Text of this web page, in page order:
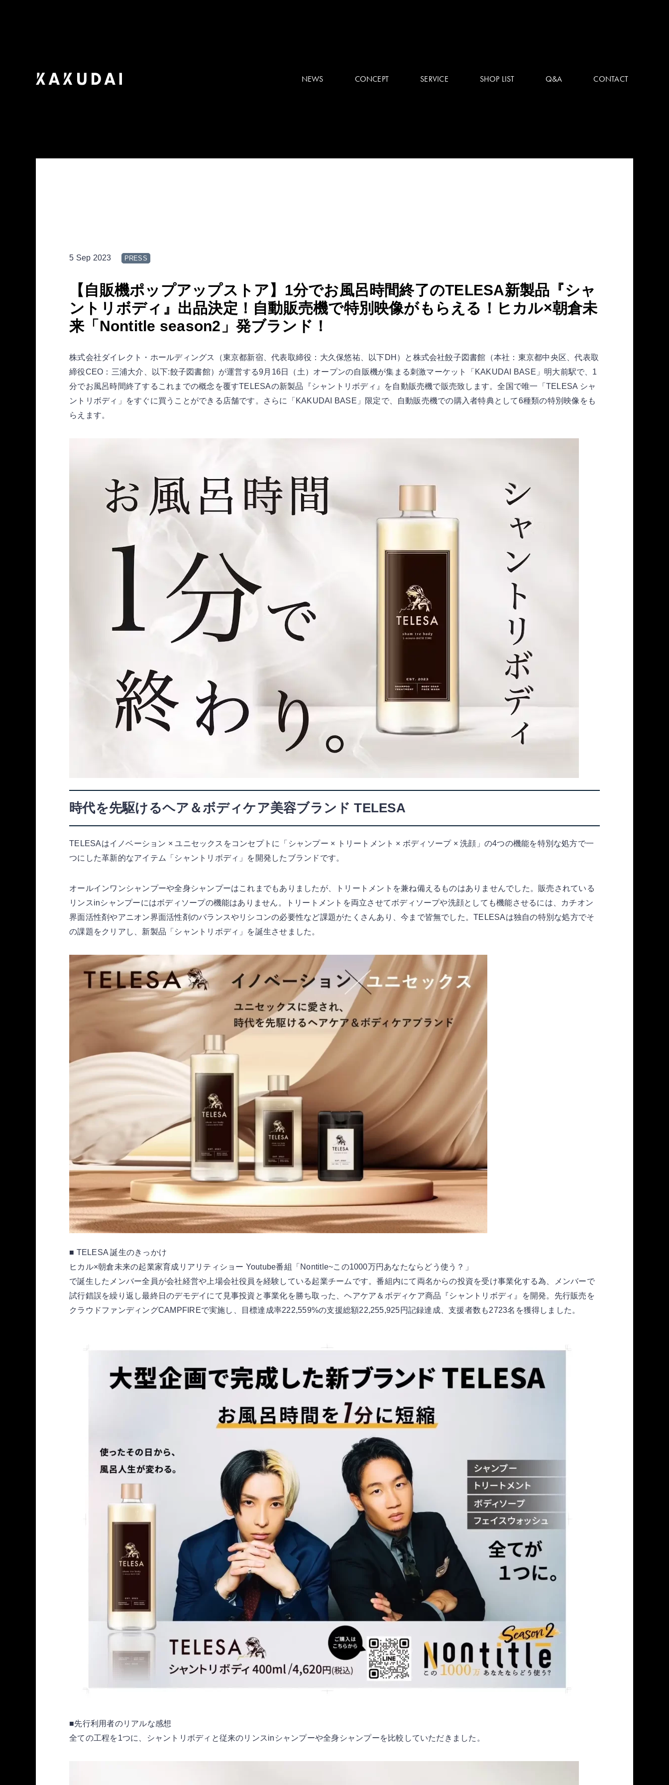
NEWS CONCEPT SERVICE SHOP LIST Q&A CONTACT
5 Sep 2023 PRESS
【自販機ポップアップストア】1分でお風呂時間終了のTELESA新製品『シャ
ントリボディ』出品決定！自動販売機で特別映像がもらえる！ヒカル×朝倉未
来「Nontitle season2」発ブランド！
株式会社ダイレクト・ホールディングス（東京都新宿、代表取締役：大久保悠祐、以下DH）と株式会社餃子図書館（本社：東京都中央区、代表取
締役CEO：三浦大介、以下:餃子図書館）が運営する9月16日（土）オープンの自販機が集まる刺激マーケット「KAKUDAI BASE」明大前駅で、1
分でお風呂時間終了するこれまでの概念を覆すTELESAの新製品『シャントリボディ』を自動販売機で販売致します。全国で唯一「TELESA シャ
ントリボディ」をすぐに買うことができる店舗です。さらに「KAKUDAI BASE」限定で、自動販売機での購入者特典として6種類の特別映像をも
らえます。
時代を先駆けるヘア＆ボディケア美容ブランド TELESA
TELESAはイノベーション × ユニセックスをコンセプトに「シャンプー × トリートメント × ボディソープ × 洗顔」の4つの機能を特別な処方で一
つにした革新的なアイテム「シャントリボディ」を開発したブランドです。
オールインワンシャンプーや全身シャンプーはこれまでもありましたが、トリートメントを兼ね備えるものはありませんでした。販売されている
リンスinシャンプーにはボディソープの機能はありません。トリートメントを両立させてボディソープや洗顔としても機能させるには、カチオン
界面活性剤やアニオン界面活性剤のバランスやリシコンの必要性など課題がたくさんあり、今まで皆無でした。TELESAは独自の特別な処方でそ
の課題をクリアし、新製品「シャントリボディ」を誕生させました。
■ TELESA 誕生のきっかけ
ヒカル×朝倉未来の起業家育成リアリティショー Youtube番組「Nontitle~この1000万円あなたならどう使う？」
で誕⽣したメンバー全員が会社経営や上場会社役員を経験している起業チームです。番組内にて両名からの投資を受け事業化する為、メンバーで
試行錯誤を繰り返し最終日のデモデイにて見事投資と事業化を勝ち取った、ヘアケア＆ボディケア商品『シャントリボディ』を開発。先行販売を
クラウドファンディングCAMPFIREで実施し、目標達成率222,559%の支援総額22,255,925円記録達成、支援者数も2723名を獲得しました。
■先行利用者のリアルな感想
全ての工程を1つに、シャントリボディと従来のリンスinシャンプーや全身シャンプーを比較していただきました。